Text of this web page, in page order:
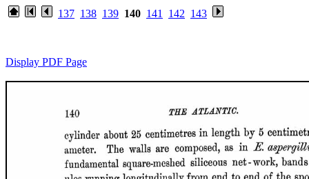
137 138 139 140 141 142 143
Display PDF Page